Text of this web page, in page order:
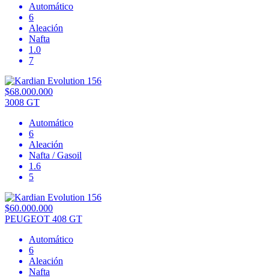
Automático
6
Aleación
Nafta
1.0
7
$68.000.000
3008 GT
Automático
6
Aleación
Nafta / Gasoil
1.6
5
$60.000.000
PEUGEOT 408 GT
Automático
6
Aleación
Nafta